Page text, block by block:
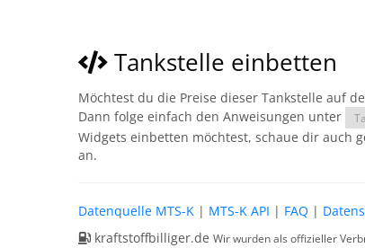
Tankstelle einbetten
Möchtest du die Preise dieser Tankstelle auf
Dann folge einfach den Anweisungen unter
Widgets einbetten möchtest, schaue dir auch
an.
Datenquelle MTS-K | MTS-K API | FAQ |
kraftstoffbilliger.de Wir wurden als offizieller